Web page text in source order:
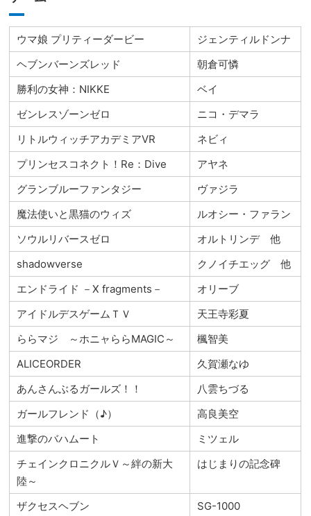
ウマ娘 プリティーダービー
ジェンティルドンナ
ヘブンバーンズレッド
朝倉可憐
勝利の女神：NIKKE
ベイ
ゼンレスゾーンゼロ
ニコ・デマラ
リトルウィッチアカデミアVR
ネビィ
プリンセスコネクト！Re：Dive
アヤネ
グランブルーファンタジー
ヴァジラ
魔法使いと黒猫のウィズ
ルオシー・ファラン
ソウルリバースゼロ
オルトリンデ 他
shadowverse
クノイチエッグ 他
エンドライド －X fragments－
オリーブ
アイドルデスゲームＴＶ
天王寺彩夏
ららマジ ～ホニャららMAGIC～
楓智美
ALICEORDER
久賀瀬なゆ
あんさんぶるガールズ！！
八雲ちづる
ガールフレンド（♪）
高良美空
進撃のバハムート
ミツェル
チェインクロニクルＶ～絆の新大
陸～
はじまりの記念碑
ザクセスヘブン
SG-1000